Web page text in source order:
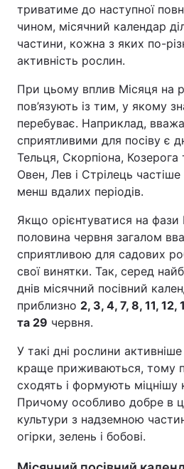
триватиме до наступної
чином, місячний календар
частини, кожна з яких по-
активність рослин.
При цьому вплив Місяця на
пов’язують із тим, у якому
перебуває. Наприклад,
сприятливими для посіву є
Тельця, Скорпіона, Козерога
Овен, Лев і Стрілець
менш вдалих періодів.
Якщо орієнтуватися на фази
половина червня загалом
сприятливою для садових
свої винятки. Так, серед
днів місячний посівний
приблизно 2, 3, 4, 7, 8, 11, 12,
та 29 червня.
У такі дні рослини
краще приживаються, тому
сходять і формують міцнішу
Причому особливо добре в
культури з надземною
огірки, зелень і бобові.